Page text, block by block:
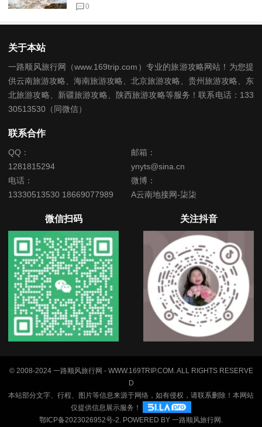
0
关于本站
一路顺风旅行网（www.169trip.com）专业的旅游攻略网站！为您提
供云南旅游攻略、海南旅游攻略、北京旅游攻略、贵州旅游攻略、东
北旅游攻略、新疆旅游攻略、陕西旅游攻略等服务！联系电话：133
30513530（同微信）
联系合作
QQ：
1281815294
邮箱：
ynyts@sina.cn
电话：
13330513530 18669077989
微博：
A云南地接网-柒柒
微信扫码 关注抖音
© 2008-2024 一路顺风旅行网 - WWW.169TRIP.COM. ALL RIGHTS RESERVE
D
本站部分文字、行程、图片等信息来源于网络，如有侵权，请联系删除！本网站
仅提供信息展示服务！
鄂ICP备2023026952号-2. POWERED BY 一路顺风旅行网 .